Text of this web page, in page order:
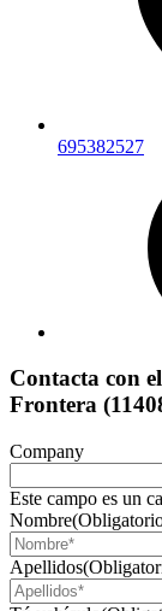
695382527
Contacta con
Frontera
Company
Este campo es un
Nombre
Apellidos